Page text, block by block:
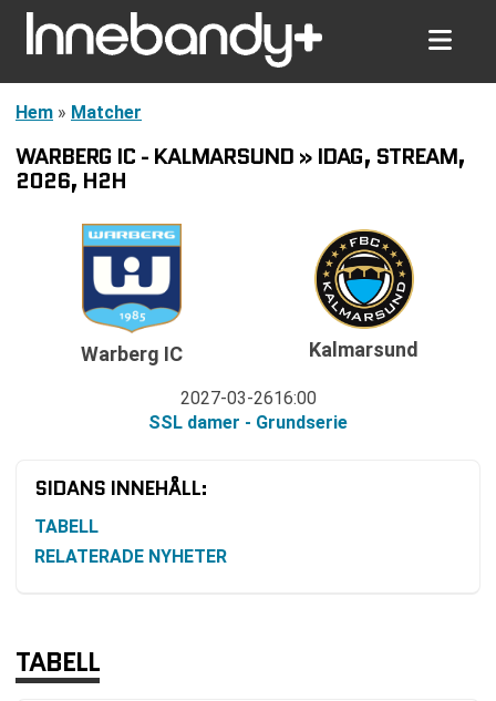
Hem » Matcher
WARBERG IC - KALMARSUND » IDAG, STREAM,
2026, H2H
Warberg IC
2027-03-2616:00
SSL damer - Grundserie
Kalmarsund
SIDANS INNEHÅLL:
TABELL
RELATERADE NYHETER
TABELL